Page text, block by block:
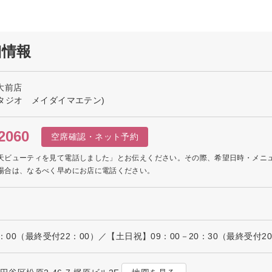
報
前店
ジオ メイダイマエテン)
空席確認・ネット予約
ビューティを見て電話しました」とお伝えください。その際、希望日時・メ
は、なるべく早めにお店に電話ください。
00（最終受付22：00）／【土日祝】09：00－20：30（最終受付